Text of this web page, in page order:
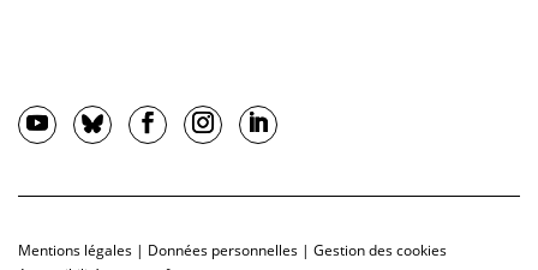
Mentions légales | Données personnelles | Gestion des cookies